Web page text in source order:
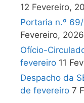
12 Fevereiro,
Portaria n.º
Fevereiro, 2026
Ofício-
fevereiro 11
Despacho da
de fevereiro 7